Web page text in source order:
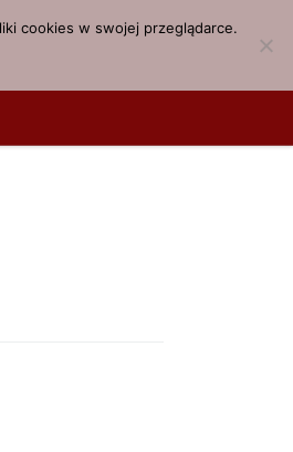
cookies w swojej przeglądarce.